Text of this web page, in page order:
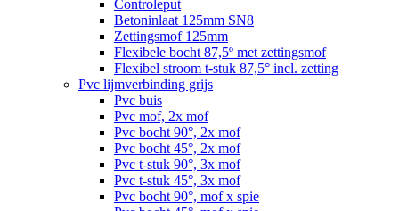
Controleput
Betoninlaat 125mm SN8
Zettingsmof 125mm
Flexibele bocht 87,5º met zettingsmof
Flexibel stroom t-stuk 87,5° incl. zetting
Pvc lijmverbinding grijs
Pvc buis
Pvc mof, 2x mof
Pvc bocht 90°, 2x mof
Pvc bocht 45°, 2x mof
Pvc t-stuk 90°, 3x mof
Pvc t-stuk 45°, 3x mof
Pvc bocht 90°, mof x spie